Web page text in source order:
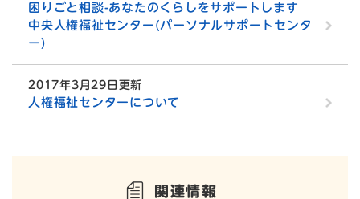
困りごと相談-あなたのくらしをサポートします
中央人権福祉センター(パーソナルサポートセンタ
ー)
2017年3月29日更新
人権福祉センターについて
関連情報